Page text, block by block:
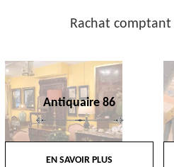
Rachat
Antiquaire 86
EN SAVOIR PLUS